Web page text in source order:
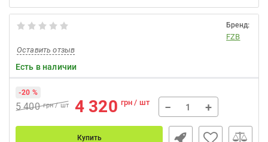
Бренд:
FZB
Оставить отзыв
Есть в наличии
5 400 грн / шт 4 320 грн / шт
-20 %
− +
Купить